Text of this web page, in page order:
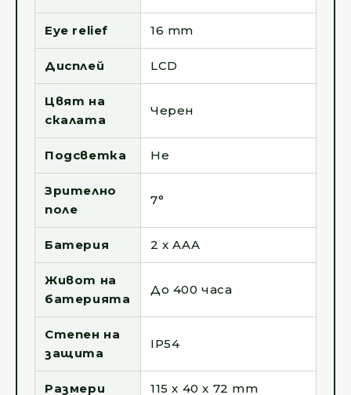
Eye relief 16 mm
Дисплей LCD
Цвят на
скалата
Черен
Подсветка Не
Зрително
поле
7°
Батерия 2 x AAA
Живот на
батерията
До 400 часа
Степен на
защита
IP54
Размери 115 x 40 x 72 mm